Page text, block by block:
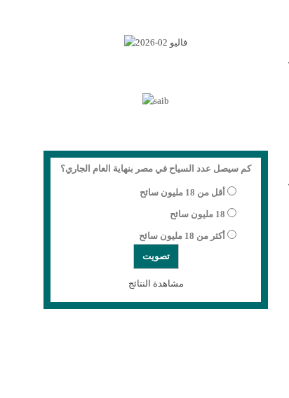
كم سيصل عدد السياح في مصر بنهاية العام الجاري؟
أقل من 18 مليون سائح
18 مليون سائح
أكثر من 18 مليون سائح
مشاهدة النتائج